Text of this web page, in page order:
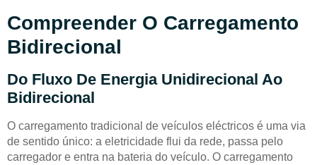
Compreender O Carregamento
Bidirecional
Do Fluxo De Energia Unidirecional Ao
Bidirecional
O carregamento tradicional de veículos eléctricos é uma via
de sentido único: a eletricidade flui da rede, passa pelo
carregador e entra na bateria do veículo. O carregamento